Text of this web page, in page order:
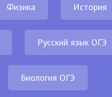
Физика История
Русский язык ОГЭ
Биология ОГЭ